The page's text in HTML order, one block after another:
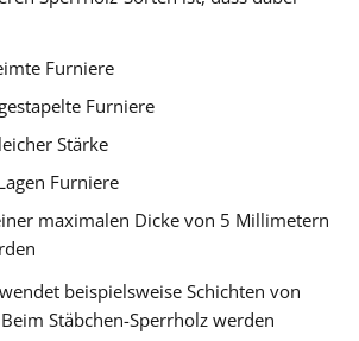
Furniere
Furniere
Stärke
Furniere
maximalen Dicke von 5 Millimetern
beispielsweise Schichten von
Stäbchen-Sperrholz werden